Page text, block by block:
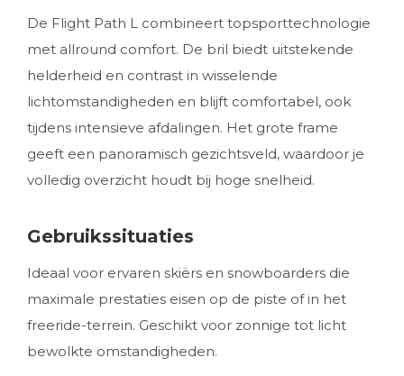
De Flight Path L combineert topsporttechnologie
met allround comfort. De bril biedt uitstekende
helderheid en contrast in wisselende
lichtomstandigheden en blijft comfortabel, ook
tijdens intensieve afdalingen. Het grote frame
geeft een panoramisch gezichtsveld, waardoor je
volledig overzicht houdt bij hoge snelheid.
Gebruikssituaties
Ideaal voor ervaren skiërs en snowboarders die
maximale prestaties eisen op de piste of in het
freeride-terrein. Geschikt voor zonnige tot licht
bewolkte omstandigheden.